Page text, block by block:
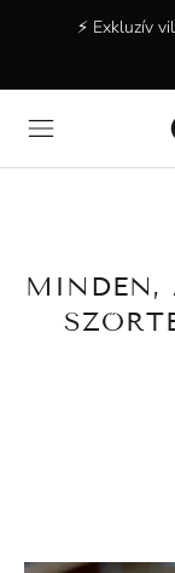
✨ +15 000
⚡ Exkluzív
MINDEN,